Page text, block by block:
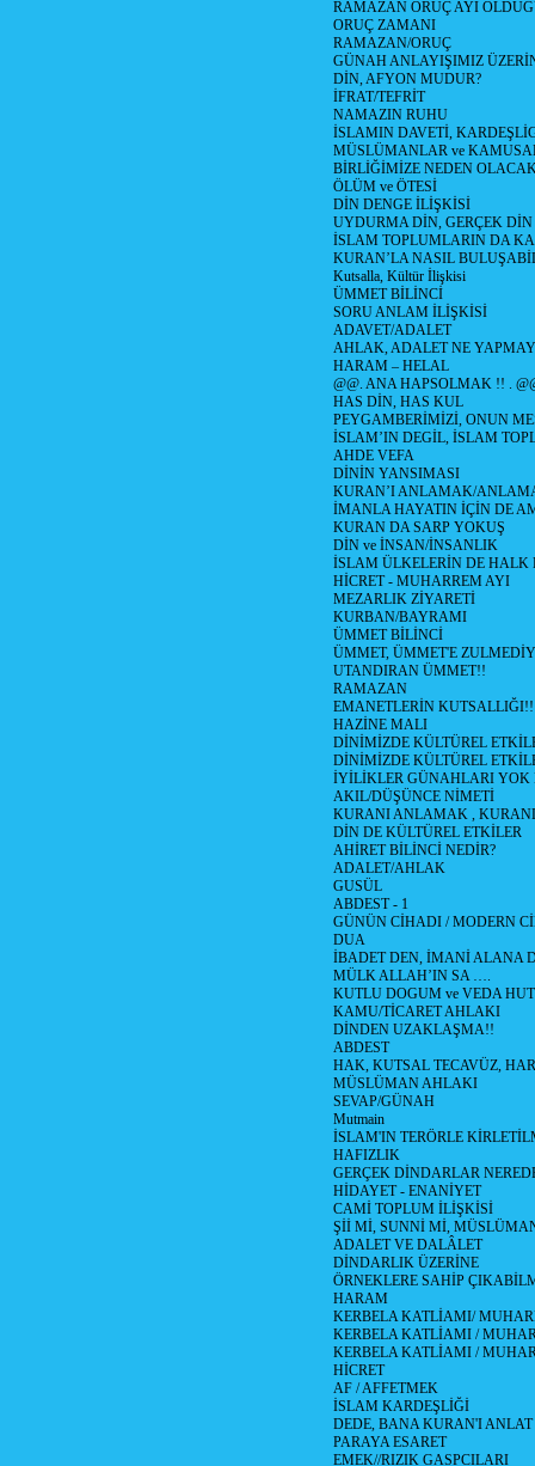
RAMAZAN ORUÇ AYI
ORUÇ ZAMANI
RAMAZAN/ORUÇ
GÜNAH ANLAYIŞIMIZ
DİN, AFYON MUDUR?
İFRAT/TEFRİT
NAMAZIN RUHU
İSLAMIN DAVETİ,
MÜSLÜMANLAR ve
BİRLİĞİMİZE NEDEN
ÖLÜM ve ÖTESİ
DİN DENGE İLİŞKİSİ
UYDURMA DİN, GERÇEK DİN
İSLAM TOPLUMLARIN DA
KURAN’LA NASIL
Kutsalla, Kültür İlişkisi
ÜMMET BİLİNCİ
SORU ANLAM İLİŞKİSİ
ADAVET/ADALET
AHLAK, ADALET NE
HARAM – HELAL
@@. ANA HAPSOLMAK !! .
HAS DİN, HAS KUL
PEYGAMBERİMİZİ, ONUN
İSLAM’IN DEGİL, İSLAM
AHDE VEFA
DİNİN YANSIMASI
KURAN’I ANLAMAK/
İMANLA HAYATIN İÇİN DE
KURAN DA SARP YOKUŞ
DİN ve İNSAN/İNSANLIK
İSLAM ÜLKELERİN DE
HİCRET - MUHARREM AYI
MEZARLIK ZİYARETİ
KURBAN/BAYRAMI
ÜMMET BİLİNCİ
ÜMMET, ÜMMET'E
UTANDIRAN ÜMMET!!
RAMAZAN
EMANETLERİN KUTSALLIĞI!!
HAZİNE MALI
DİNİMİZDE KÜLTÜREL
DİNİMİZDE KÜLTÜREL
İYİLİKLER GÜNAHLARI YOK
AKIL/DÜŞÜNCE NİMETİ
KURANI ANLAMAK ,
DİN DE KÜLTÜREL ETKİLER
AHİRET BİLİNCİ NEDİR?
ADALET/AHLAK
GUSÜL
ABDEST - 1
GÜNÜN CİHADI / MODERN
DUA
İBADET DEN, İMANİ ALANA
MÜLK ALLAH’IN SA ….
KUTLU DOGUM ve VEDA
KAMU/TİCARET AHLAKI
DİNDEN UZAKLAŞMA!!
ABDEST
HAK, KUTSAL TECAVÜZ,
MÜSLÜMAN AHLAKI
SEVAP/GÜNAH
Mutmain
İSLAM'IN TERÖRLE
HAFIZLIK
GERÇEK DİNDARLAR
HİDAYET - ENANİYET
CAMİ TOPLUM İLİŞKİSİ
Şİİ Mİ, SUNNİ Mİ,
ADALET VE DALÂLET
DİNDARLIK ÜZERİNE
ÖRNEKLERE SAHİP
HARAM
KERBELA KATLİAMI/
KERBELA KATLİAMI /
KERBELA KATLİAMI /
HİCRET
AF / AFFETMEK
İSLAM KARDEŞLİĞİ
DEDE, BANA KURAN'I ANLAT
PARAYA ESARET
EMEK//RIZIK GASPCILARI